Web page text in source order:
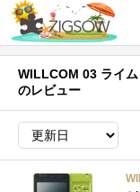
WILLCOM 03 ライ
のレビュー